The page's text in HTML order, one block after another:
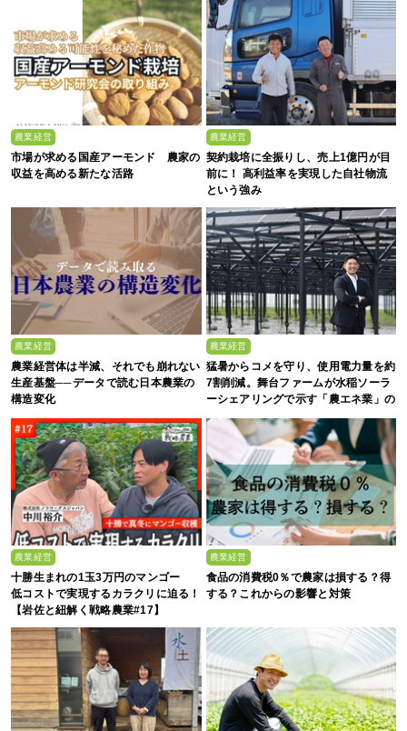
農業経営
市場が求める国産アーモンド 農家の
収益を高める新たな活路
農業経営
契約栽培に全振りし、売上1億円が目
前に！ 高利益率を実現した自社物流
という強み
農業経営
農業経営体は半減、それでも崩れない
生産基盤──データで読む日本農業の
構造変化
農業経営
猛暑からコメを守り、使用電力量を約
7割削減。舞台ファームが水稲ソーラ
ーシェアリングで示す「農エネ業」の
真価
農業経営
十勝生まれの1玉3万円のマンゴー
低コストで実現するカラクリに迫る！
【岩佐と紐解く戦略農業#17】
農業経営
食品の消費税0％で農家は損する？得
する？これからの影響と対策